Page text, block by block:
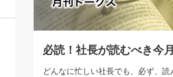
コミどこ
人育て」(38)
必読！社長が読むべき今月の4冊(88)
眼と耳で楽しむ読書術(162)
社長の「氣」(30)
米国スポーツ・ビジネスに学ぶ心理学(98)
講話を聞いて学ぼう 実学・耳学・
必読！社長が読むべき今
どんなに忙しい社長でも、必ず、